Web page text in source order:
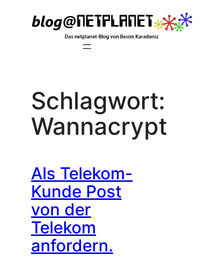
Schlagwort:
Wannacrypt
Als Telekom-
Kunde Post
von der
Telekom
anfordern.